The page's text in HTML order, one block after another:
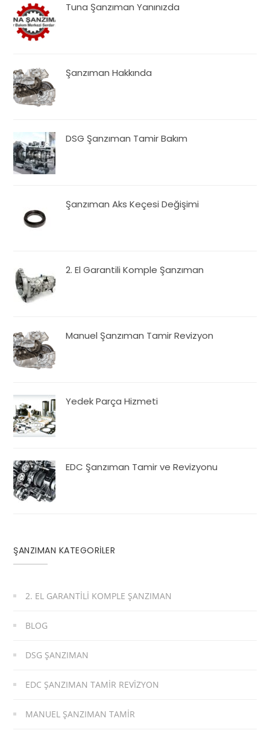
Tuna Şanzıman Yanınızda
Şanzıman Hakkında
DSG Şanzıman Tamir Bakım
Şanzıman Aks Keçesi Değişimi
2. El Garantili Komple Şanzıman
Manuel Şanzıman Tamir Revizyon
Yedek Parça Hizmeti
EDC Şanzıman Tamir ve Revizyonu
ŞANZIMAN KATEGORİLER
2. EL GARANTILI KOMPLE ŞANZIMAN
BLOG
DSG ŞANZIMAN
EDC ŞANZIMAN TAMIR REVIZYON
MANUEL ŞANZIMAN TAMIR